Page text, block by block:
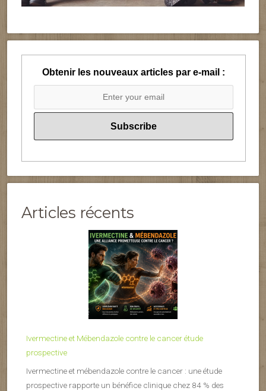
Obtenir les nouveaux articles par e-mail :
Articles récents
Ivermectine et Mébendazole contre le cancer étude
prospective
Ivermectine et mébendazole contre le cancer : une étude
prospective rapporte un bénéfice clinique chez 84 % des